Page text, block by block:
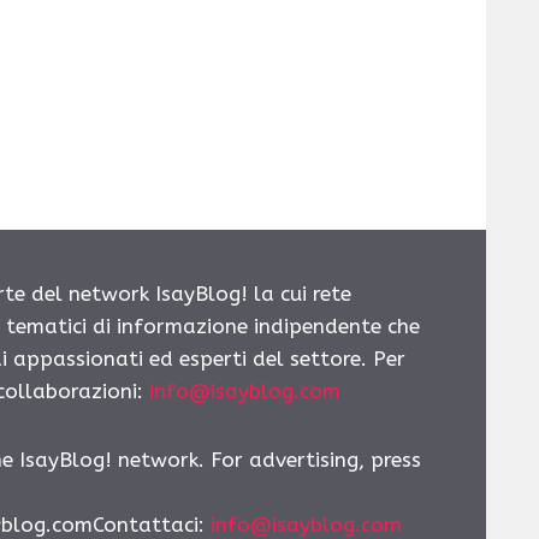
del network IsayBlog! la cui rete
di informazione indipendente che
ed esperti del settore. Per
info@isayblog.com
IsayBlog! network. For advertising, press
: info@isayblog.com